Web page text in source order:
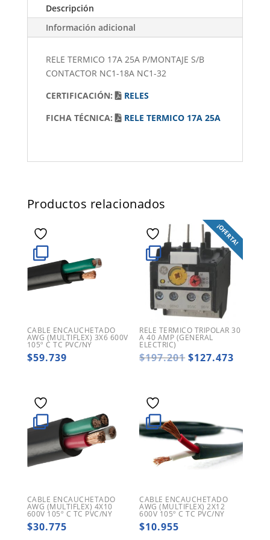
Descripción
Información adicional
RELE TERMICO 17A 25A P/MONTAJE S/B
CONTACTOR NC1-18A NC1-32
CERTIFICACIÓN:
RELES
FICHA TÉCNICA:
RELE TERMICO 17A 25A
Productos relacionados
CABLE ENCAUCHETADO
AWG (MULTIFLEX) 3X6 600V
105º C TC PVC/NY
$59.739
¡OFERTA!
RELE TERMICO TRIPOLAR 30
A 40 AMP (GENERAL
ELECTRIC)
$197.201 El
$127.473
CABLE ENCAUCHETADO
AWG (MULTIFLEX) 4X10
600V 105º C TC PVC/NY
$30.775
CABLE ENCAUCHETADO
AWG (MULTIFLEX) 2X12
600V 105º C TC PVC/NY
$10.955